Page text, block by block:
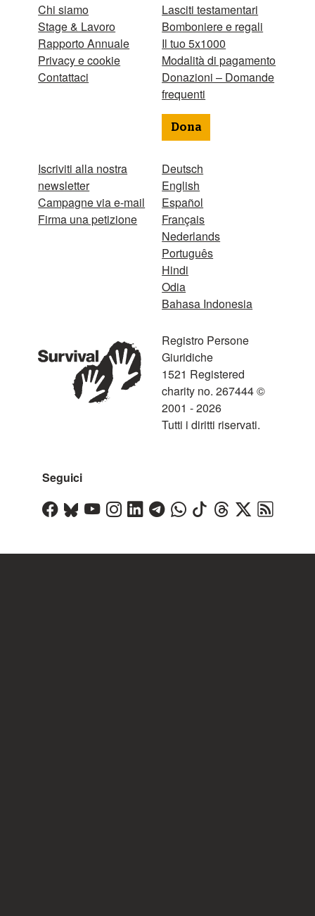
Chi siamo
Stage & Lavoro
Rapporto Annuale
Privacy e cookie
Contattaci
Iscriviti alla nostra
newsletter
Campagne via e-mail
Firma una petizione
Lasciti testamentari
Bomboniere e regali
Il tuo 5x1000
Modalità di pagamento
Donazioni – Domande
frequenti
Dona
Deutsch
English
Español
Français
Nederlands
Português
Hindi
Odia
Bahasa Indonesia
Seguici
Registro Persone
Giuridiche
1521 Registered
charity no. 267444 ©
2001 - 2026
Tutti i diritti riservati.